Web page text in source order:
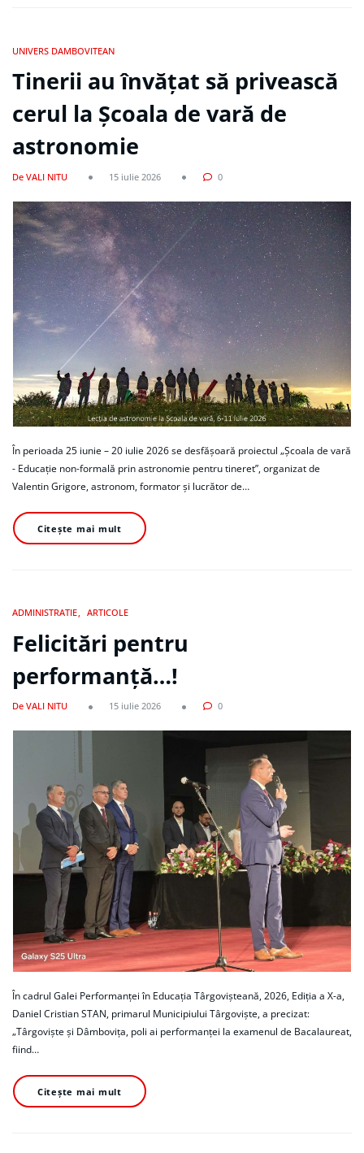
UNIVERS DAMBOVITEAN
Tinerii au învățat să privească
cerul la Școala de vară de
astronomie
De VALI NITU 15 iulie 2026 0
În perioada 25 iunie – 20 iulie 2026 se desfășoară proiectul „Școala de vară
- Educație non-formală prin astronomie pentru tineret”, organizat de
Valentin Grigore, astronom, formator și lucrător de…
Citește mai mult
ADMINISTRATIE ARTICOLE
Felicitări pentru
performanță…!
De VALI NITU 15 iulie 2026 0
În cadrul Galei Performanței în Educația Târgovișteană, 2026, Ediția a X-a,
Daniel Cristian STAN, primarul Municipiului Târgoviște, a precizat:
„Târgoviște și Dâmbovița, poli ai performanței la examenul de Bacalaureat,
fiind…
Citește mai mult